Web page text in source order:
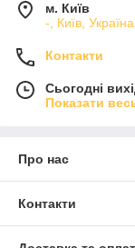
м. Київ
-, Київ, Україна
Контакти
Сьогодні
Показати
Про нас
Контакти